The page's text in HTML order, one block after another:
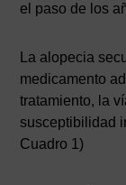
el paso de los
La alopecia
medicamento
tratamiento, la
susceptibilidad
Cuadro 1)